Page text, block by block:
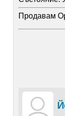
Продавам